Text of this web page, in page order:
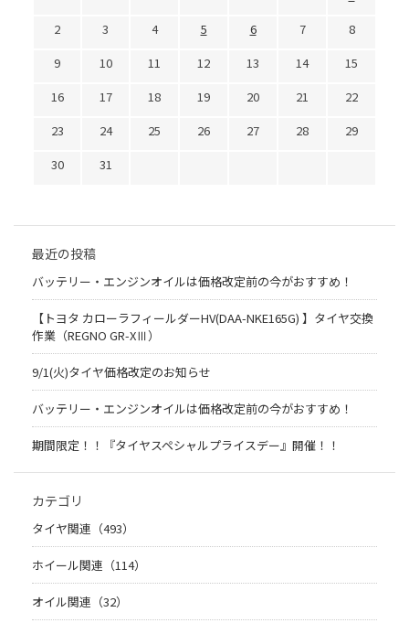
2
3 4 5 6 7
8
9
10 11 12 13 14
15
16
17 18 19 20 21
22
23
24 25 26 27 28
29
30
31
最近の投稿
バッテリー・エンジンオイルは価格改定前の今がおすすめ！
【トヨタ カローラフィールダーHV(DAA-NKE165G) 】タイヤ交換
作業（REGNO GR-XⅢ）
9/1(火)タイヤ価格改定のお知らせ
バッテリー・エンジンオイルは価格改定前の今がおすすめ！
期間限定！！『タイヤスペシャルプライスデー』開催！！
カテゴリ
タイヤ関連（493）
ホイール関連（114）
オイル関連（32）